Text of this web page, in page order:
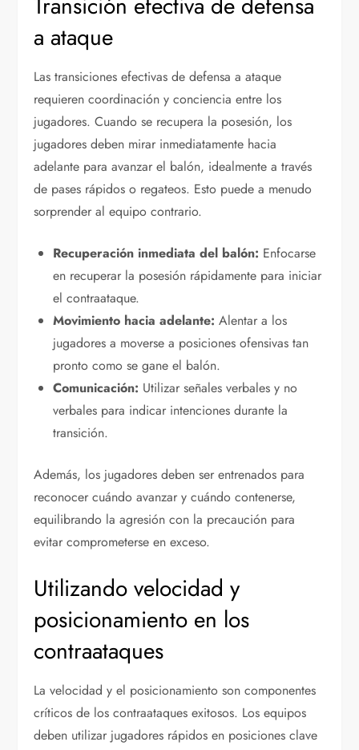
a ataque
Las transiciones efectivas de defensa a ataque
requieren coordinación y conciencia entre los
jugadores. Cuando se recupera la posesión, los
jugadores deben mirar inmediatamente hacia
adelante para avanzar el balón, idealmente a través
de pases rápidos o regateos. Esto puede a menudo
sorprender al equipo contrario.
Recuperación inmediata del balón: Enfocarse
en recuperar la posesión rápidamente para iniciar
el contraataque.
Movimiento hacia adelante: Alentar a los
jugadores a moverse a posiciones ofensivas tan
pronto como se gane el balón.
Comunicación: Utilizar señales verbales y no
verbales para indicar intenciones durante la
transición.
Además, los jugadores deben ser entrenados para
reconocer cuándo avanzar y cuándo contenerse,
equilibrando la agresión con la precaución para
evitar comprometerse en exceso.
Utilizando velocidad y
posicionamiento en los
contraataques
La velocidad y el posicionamiento son componentes
críticos de los contraataques exitosos. Los equipos
deben utilizar jugadores rápidos en posiciones clave